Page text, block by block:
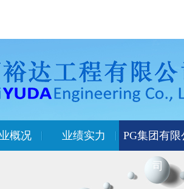
概况 业绩实力 PG集团有限
司